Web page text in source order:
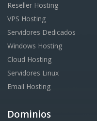
Reseller Hosting
VPS Hosting
Servidores Dedicados
Windows Hosting
Cloud Hosting
Servidores Linux
Email Hosting
Dominios